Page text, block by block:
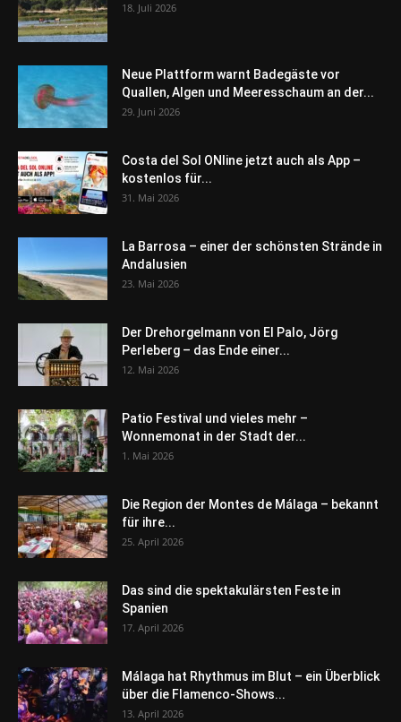
18. Juli 2026
Neue Plattform warnt Badegäste vor
Quallen, Algen und Meeresschaum an der...
29. Juni 2026
Costa del Sol ONline jetzt auch als App –
kostenlos für...
31. Mai 2026
La Barrosa – einer der schönsten Strände in
Andalusien
23. Mai 2026
Der Drehorgelmann von El Palo, Jörg
Perleberg – das Ende einer...
12. Mai 2026
Patio Festival und vieles mehr –
Wonnemonat in der Stadt der...
1. Mai 2026
Die Region der Montes de Málaga – bekannt
für ihre...
25. April 2026
Das sind die spektakulärsten Feste in
Spanien
17. April 2026
Málaga hat Rhythmus im Blut – ein Überblick
über die Flamenco-Shows...
13. April 2026